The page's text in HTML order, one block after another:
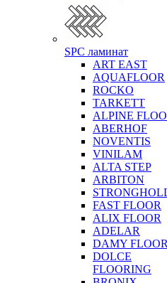
SPC ламинат
ART EAST
AQUAFLOOR
ROCKO
TARKETT
ALPINE
ABERHOF
NOVENTIS
VINILAM
ALTA STEP
ARBITON
FAST FLOOR
ALIX FLOOR
ADELAR
DAMY FLOOR
DOLCE
FLOORING